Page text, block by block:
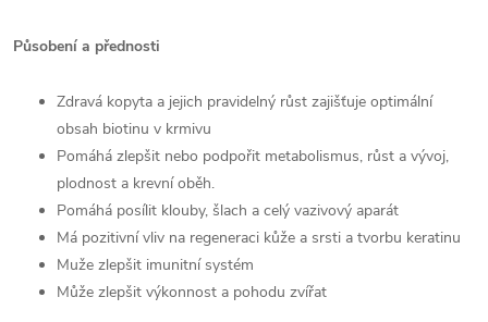
Působení a přednosti
Zdravá kopyta a jejich pravidelný růst zajišťuje optimální
obsah biotinu v krmivu
Pomáhá zlepšit nebo podpořit metabolismus, růst a vývoj,
plodnost a krevní oběh.
Pomáhá posílit klouby, šlach a celý vazivový aparát
Má pozitivní vliv na regeneraci kůže a srsti a tvorbu keratinu
Muže zlepšit imunitní systém
Může zlepšit výkonnost a pohodu zvířat